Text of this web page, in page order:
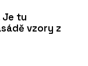
tu
vzory z